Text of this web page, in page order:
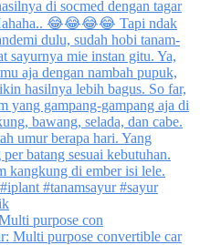
purpose con